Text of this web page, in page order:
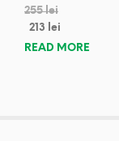
255lei
213
lei
READ MORE